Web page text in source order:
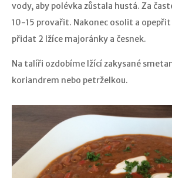
vody, aby polévka zůstala hustá. Za
10-15 provařit. Nakonec osolit a
přidat 2 lžíce majoránky a česnek.
Na talíři ozdobíme lžící zakysané
koriandrem nebo petrželkou.